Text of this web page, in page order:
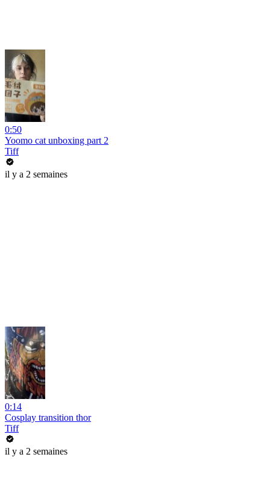
0:50
Yoomo cat unboxing part 2
Tiff
il y a 2 semaines
0:14
Cosplay transition thor
Tiff
il y a 2 semaines